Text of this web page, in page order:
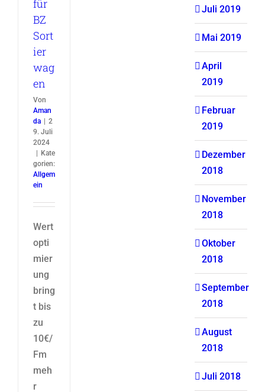
für
BZ
Sort
ier
wag
en
Von
Aman
da
2
9. Juli
2024
Kate
gorien:
Allgem
ein
Wert
opti
mier
ung
bring
t bis
zu
10€/
Fm
meh
r
Juli 2019
Mai 2019
April
2019
Februar
2019
Dezember
2018
November
2018
Oktober
2018
September
2018
August
2018
Juli 2018